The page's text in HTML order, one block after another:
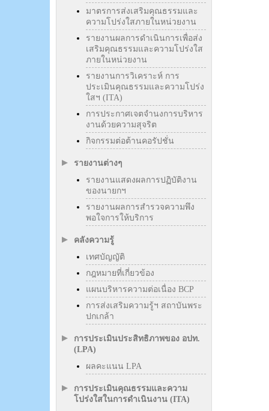
มาตรการส่งเสริมคุณธรรมและ
ความโปร่งใสภายในหน่วยงาน
รายงานผลการดำเนินการเพื่อส่ง
เสริมคุณธรรมและความโปร่งใส
ภายในหน่วยงาน
รายงานการวิเคราะห์ การ
ประเมินคุณธรรมและความโปร่ง
ใสฯ (ITA)
การประกาศเจตจำนงการบริหาร
งานด้วยความสุจริต
กิจกรรมต่อต้านคอรัปชั่น
รายงานต่างๆ
รายงานแสดงผลการปฏิบัติงาน
ของนายกฯ
รายงานผลการสำรวจความพึง
พอใจการให้บริการ
คลังความรู้
เทศบัญญัติ
กฎหมายที่เกี่ยวข้อง
แผนบริหารความต่อเนื่อง BCP
การส่งเสริมความรู้ฯ สถาบันพระ
ปกเกล้า
การประเมินประสิทธิภาพของ อปท.
(LPA)
ผลคะแนน LPA
การประเมินคุณธรรมและความ
โปร่งใสในการดำเนินงาน (ITA)